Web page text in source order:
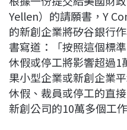
Yellen）的請願書，Y
的新創企業將矽谷銀行
書寫道：「按照這個標
休假或停工將影響超過1
果小型企業或新創企業
休假、裁員或停工的直
新創公司的10萬多個工作